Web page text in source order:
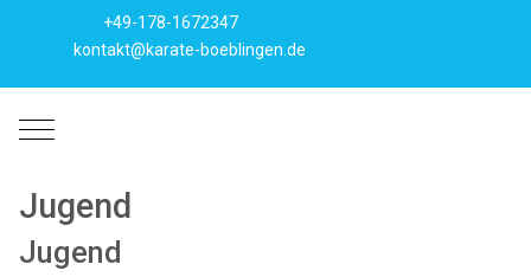
+49-178-1672347
kontakt@karate-boeblingen.de
Mobile Menu Toggle
Jugend
Jugend